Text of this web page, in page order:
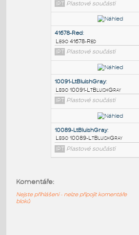
41678-Black:
Lego 41678-Black
IPT Plastové součásti
41678-Red:
Lego 41678-Red
IPT Plastové součásti
Lego 10091-LtBluishGray
Komentáře:
Nejste přihlášeni - nelze připojit komentáře
bloků